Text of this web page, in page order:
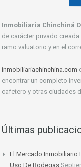
Inmobiliaria Chinchiná
de carácter privado creada
ramo valuatorio y en el
inmobiliariachinchina.com
encontrar un completo
cafetero y otras ciudades
Últimas
El Mercado Inmobiliario
Uso De Bodegas